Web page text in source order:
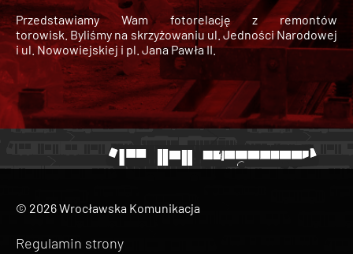
Przedstawiamy Wam fotorelację z remontów
torowisk. Byliśmy na skrzyżowaniu ul. Jedności Narodowej
i ul. Nowowiejskiej i pl. Jana Pawła II.
© 2026 Wrocławska Komunikacja
Regulamin strony